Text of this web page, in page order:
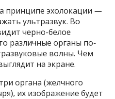
принципе эхолокации —
ультразвук. Во
черно-белое
различные органы по-
волны. Чем
на экране.
органа (желчного
их изображение будет